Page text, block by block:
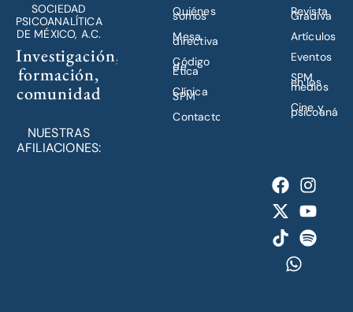
SOCIEDAD
PSICOANALÍTICA
DE MÉXICO, A.C.
Investigación,
formación,
comunidad
NUESTRAS
AFILIACIONES:
Quiénes
somos
Mesa
directiva
Código
de
Ética
Clínica
SPM
Contacto
Revista
Gradiva
Artículos
Eventos
SPM
en los
medios
Cine y